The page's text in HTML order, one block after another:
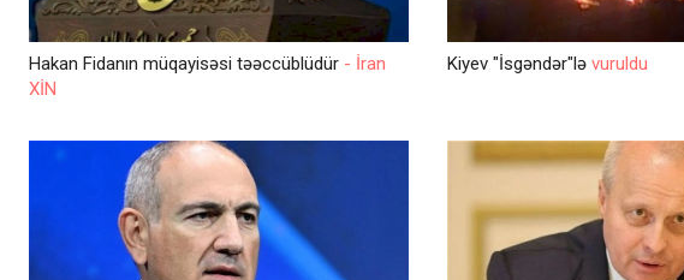
Hakan Fidanın müqayisəsi təəccüblüdür - İran
XİN
Kiyev "İsgəndər"lə vuruldu